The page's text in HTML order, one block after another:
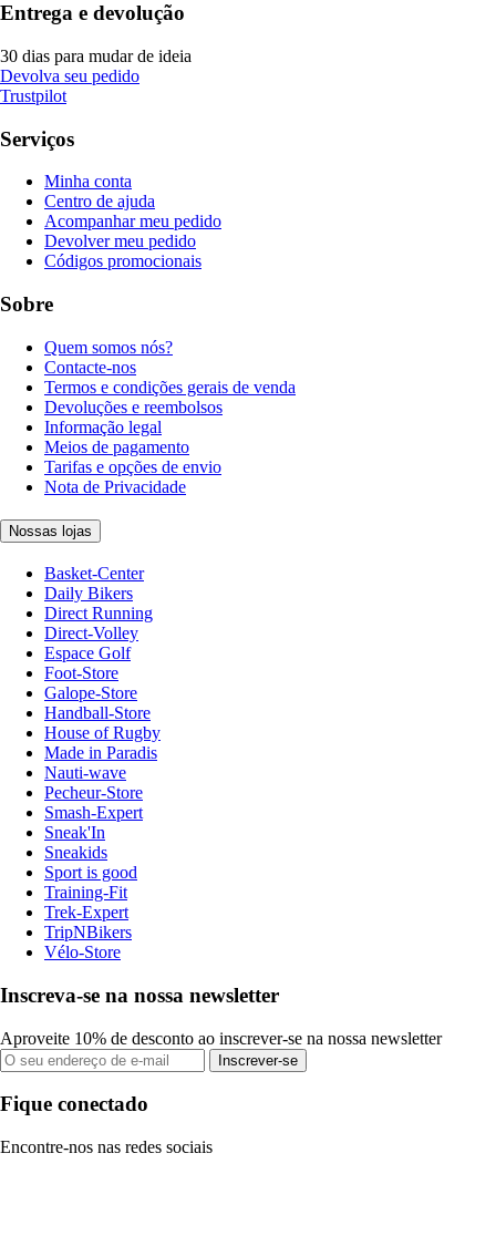
Entrega e devolução
30 dias para mudar de ideia
Devolva seu pedido
Trustpilot
Serviços
Minha conta
Centro de ajuda
Acompanhar meu pedido
Devolver meu pedido
Códigos promocionais
Sobre
Quem somos nós?
Contacte-nos
Termos e condições gerais de venda
Devoluções e reembolsos
Informação legal
Meios de pagamento
Tarifas e opções de envio
Nota de Privacidade
Nossas lojas
Basket-Center
Daily Bikers
Direct Running
Direct-Volley
Espace Golf
Foot-Store
Galope-Store
Handball-Store
House of Rugby
Made in Paradis
Nauti-wave
Pecheur-Store
Smash-Expert
Sneak'In
Sneakids
Sport is good
Training-Fit
Trek-Expert
TripNBikers
Vélo-Store
Inscreva-se na nossa newsletter
Aproveite 10% de desconto ao inscrever-se na nossa newsletter
Inscrever-se
Fique conectado
Encontre-nos nas redes sociais